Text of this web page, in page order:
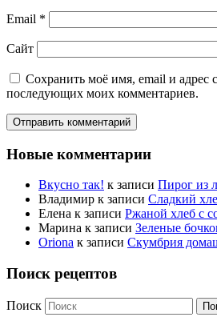
Email *
Сайт
Сохранить моё имя, email и адрес
последующих моих комментариев.
Новые комментарии
Вкусно так! к записи Пирог из
Владимир к записи Сладкий
Елена к записи Ржаной хлеб с
Марина к записи Зеленые
Oriona к записи Скумбрия
Поиск рецептов
Поиск